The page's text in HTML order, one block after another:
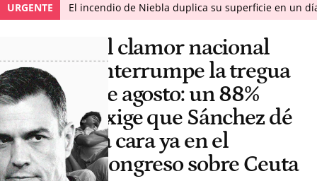
URGENTE El incendio de Niebla duplica su superficie en un
El clamor nacional
interrumpe la tregua
de agosto: un 88%
exige que Sánchez dé
la cara ya en el
Congreso sobre Ceuta